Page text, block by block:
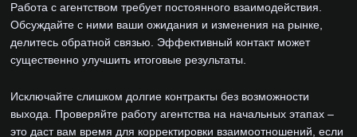
Работа с агентством требует постоянного взаимодействия.
Обсуждайте с ними ваши ожидания и изменения на рынке,
делитесь обратной связью. Эффективный контакт может
существенно улучшить итоговые результаты.
Исключайте слишком долгие контракты без возможности
выхода. Проверяйте работу агентства на начальных этапах –
это даст вам время для корректировки взаимоотношений, если